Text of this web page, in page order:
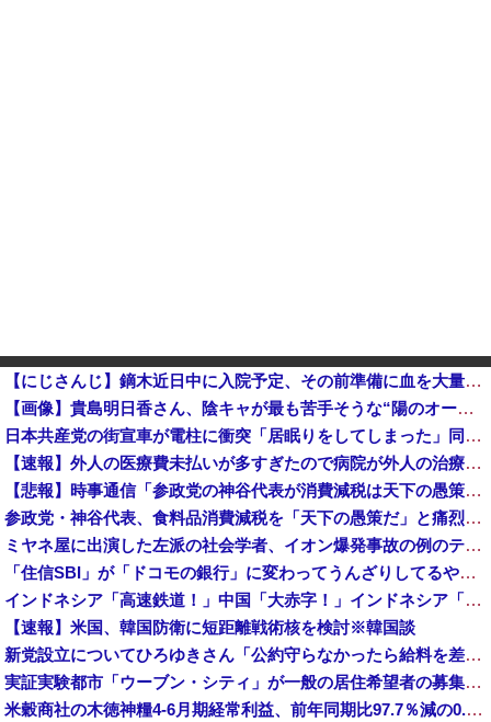
【にじさんじ】鏑木近日中に入院予定、その前準備に血を大量に取られる他
【画像】貴島明日香さん、陰キャが最も苦手そうな“陽のオーラ”を放つｗｗｗｗ
日本共産党の街宣車が電柱に衝突「居眠りをしてしまった」同乗していた県議を含め男女3人重傷
【速報】外人の医療費未払いが多すぎたので病院が外人の治療を断るようになってしまう
【悲報】時事通信「参政党の神谷代表が消費減税は天下の愚策と批判してるぞ！」 → 安藤幹事長「タイトルに偽りあり！『参政党は消費税廃止派、減税派』...
参政党・神谷代表、食料品消費減税を「天下の愚策だ」と痛烈批判！
ミヤネ屋に出演した左派の社会学者、イオン爆発事故の例のテナントに理解を示して……
「住信SBI」が「ドコモの銀行」に変わってうんざりしてるやつw w w
インドネシア「高速鉄道！」中国「大赤字！」インドネシア「運営会社の株式購入！（負債対策」中国「はい（巨額負債」インドネシア「700km延伸計画！...
【速報】米国、韓国防衛に短距離戦術核を検討※韓国談
新党設立についてひろゆきさん「公約守らなかったら給料を差し押さえて市民に配ります」「平均的な収入の人が結婚できるようにしなければならない」
実証実験都市「ウーブン・シティ」が一般の居住希望者の募集開始 すでにトヨタ関係者が居住
米穀商社の木徳神糧4-6月期経常利益、前年同期比97.7％減の0.7億円に減益